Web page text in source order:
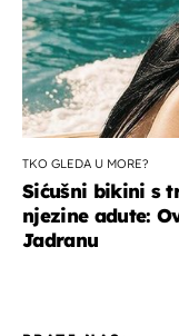
TKO GLEDA U MORE?
Sićušni bikini s
njezine adute:
Jadranu